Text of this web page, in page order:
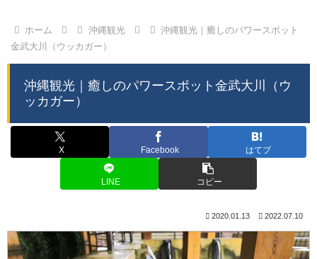
ホーム 沖縄観光
沖縄観光｜癒しのパワースポット
金武大川（ウッカガー）
沖縄観光｜癒しのパワースポット金武大川（ウ
ッカガー）
X Facebook はてブ
LINE コピー
2020.01.13 2022.07.10